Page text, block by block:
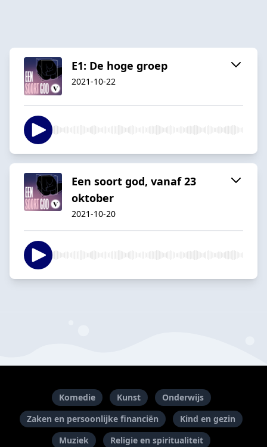
E1: De hoge groep
2021-10-22
Een soort god, vanaf 23
oktober
2021-10-20
Komedie Kunst
Onderwijs
Zaken en persoonlijke financiën
Kind en gezin
Muziek
Religie en spiritualiteit